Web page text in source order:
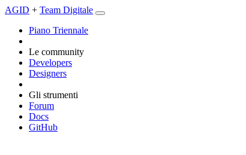
AGID + Team Digitale
Piano Triennale
Le community
Developers
Designers
Gli strumenti
Forum
Docs
GitHub